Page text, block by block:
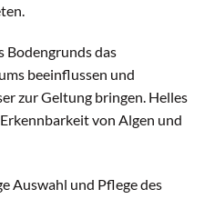
Bodengrunds das
beeinflussen und
zur Geltung bringen. Helles
von Algen und
Auswahl und Pflege des